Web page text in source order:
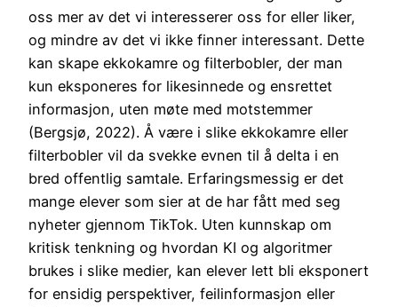
oss mer av det vi interesserer oss for eller liker,
og mindre av det vi ikke finner interessant. Dette
kan skape ekkokamre og filterbobler, der man
kun eksponeres for likesinnede og ensrettet
informasjon, uten møte med motstemmer
(Bergsjø, 2022). Å være i slike ekkokamre eller
filterbobler vil da svekke evnen til å delta i en
bred offentlig samtale. Erfaringsmessig er det
mange elever som sier at de har fått med seg
nyheter gjennom TikTok. Uten kunnskap om
kritisk tenkning og hvordan KI og algoritmer
brukes i slike medier, kan elever lett bli eksponert
for ensidig perspektiver, feilinformasjon eller